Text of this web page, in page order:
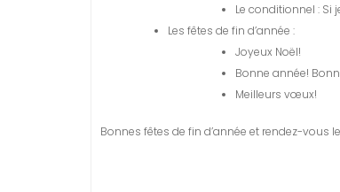
Le conditionnel :
Les fêtes de fin d’année :
Joyeux Noël!
Bonne année!
Meilleurs vœux!
Bonnes fêtes de fin d’année et rendez-vous